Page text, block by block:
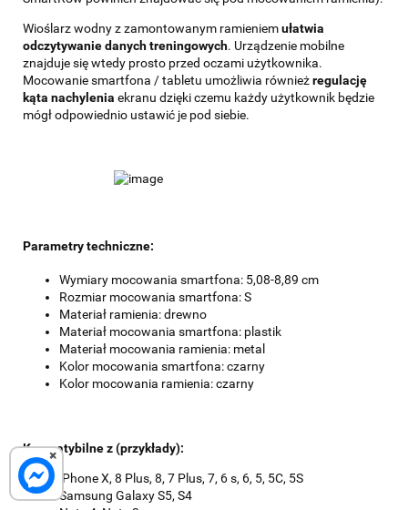
×
Wioślarz wodny z zamontowanym ramieniemułatwia
odczytywanie danych treningowych. Urządzenie mobilne
znajduje się wtedy prosto przed oczami użytkownika.
Mocowanie smartfona / tabletu umożliwia równieżregulację
kąta nachylenia ekranu dzięki czemu każdy użytkownik będzie
mógł odpowiednio ustawić je pod siebie.
Parametry techniczne:
Wymiary mocowania smartfona: 5,08-8,89 cm
Rozmiar mocowania smartfona: S
Materiał ramienia: drewno
Materiał mocowania smartfona: plastik
Materiał mocowania ramienia: metal
Kolor mocowania smartfona: czarny
Kolor mocowania ramienia: czarny
Kompatybilne z (przykłady):
iPhone X, 8 Plus, 8, 7 Plus, 7, 6 s, 6, 5, 5C, 5S
Samsung Galaxy S5, S4